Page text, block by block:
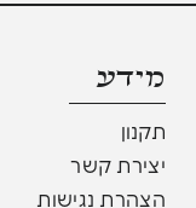
מידע
תקנון
יצירת קשר
הצהרת נגישות